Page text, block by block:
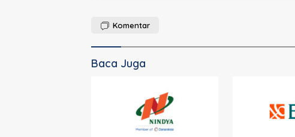
Komentar
Baca Juga